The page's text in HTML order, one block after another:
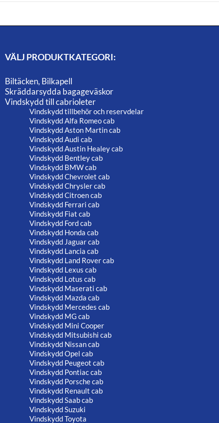
VÄLJ PRODUKTKATEGORI:
Biltäcken, Bilkapell
Skräddarsydda bagageväskor
Vindskydd till cabrioleter
Vindskydd tillbehör och reservdelar
Vindskydd Alfa Romeo cab
Vindskydd Aston Martin cab
Vindskydd Audi cab
Vindskydd Austin Healey cab
Vindskydd Bentley cab
Vindskydd BMW cab
Vindskydd Chevrolet cab
Vindskydd Chrysler cab
Vindskydd Citroen cab
Vindskydd Ferrari cab
Vindskydd Fiat cab
Vindskydd Ford cab
Vindskydd Honda cab
Vindskydd Jaguar cab
Vindskydd Lancia cab
Vindskydd Land Rover cab
Vindskydd Lexus cab
Vindskydd Lotus cab
Vindskydd Maserati cab
Vindskydd Mazda cab
Vindskydd Mercedes cab
Vindskydd MG cab
Vindskydd Mini Cooper
Vindskydd Mitsubishi cab
Vindskydd Nissan cab
Vindskydd Opel cab
Vindskydd Peugeot cab
Vindskydd Pontiac cab
Vindskydd Porsche cab
Vindskydd Renault cab
Vindskydd Saab cab
Vindskydd Suzuki
Vindskydd Toyota